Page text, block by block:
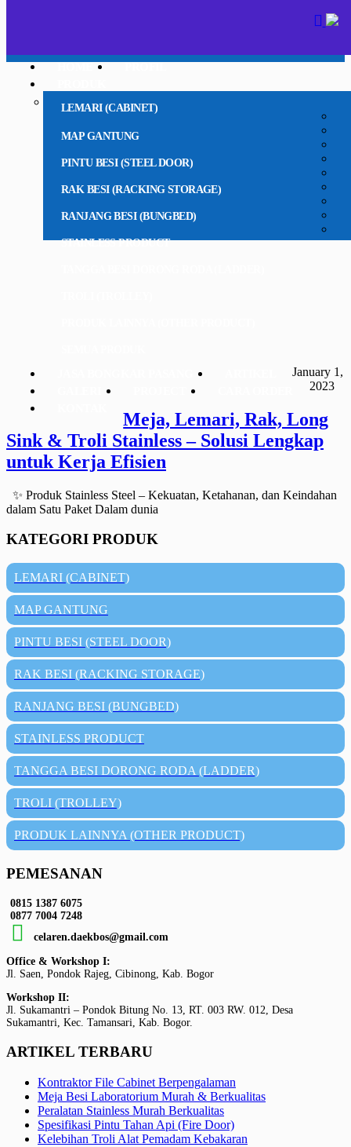
LEMARI (CABINET)
MAP GANTUNG
PINTU BESI (STEEL DOOR)
RAK BESI (RACKING STORAGE)
RANJANG BESI (BUNGBED)
STAINLESS PRODUCT
January 1,
2023
Meja, Lemari, Rak, Long
Sink & Troli Stainless – Solusi Lengkap
untuk Kerja Efisien
✨ Produk Stainless Steel – Kekuatan, Ketahanan, dan Keindahan
dalam Satu Paket Dalam dunia
KATEGORI PRODUK
LEMARI (CABINET)
MAP GANTUNG
PINTU BESI (STEEL DOOR)
RAK BESI (RACKING STORAGE)
RANJANG BESI (BUNGBED)
STAINLESS PRODUCT
TANGGA BESI DORONG RODA (LADDER)
TROLI (TROLLEY)
PRODUK LAINNYA (OTHER PRODUCT)
PEMESANAN
0815 1387 6075
0877 7004 7248
celaren.daekbos@gmail.com
Office & Workshop I:
Jl. Saen, Pondok Rajeg, Cibinong, Kab. Bogor
Workshop II:
Jl. Sukamantri – Pondok Bitung No. 13, RT. 003 RW. 012, Desa
Sukamantri, Kec. Tamansari, Kab. Bogor.
ARTIKEL TERBARU
Kontraktor File Cabinet Berpengalaman
Meja Besi Laboratorium Murah & Berkualitas
Peralatan Stainless Murah Berkualitas
Spesifikasi Pintu Tahan Api (Fire Door)
Kelebihan Troli Alat Pemadam Kebakaran